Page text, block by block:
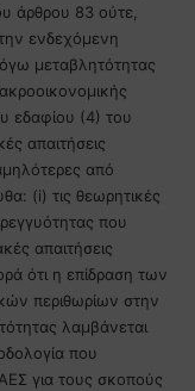
άρθρου 83 ούτε,
ενδεχόμενη
μεταβλητότητας
εδαφίου (4) του
απαιτήσεις
από
(i) τις θεωρητικές
που
απαιτήσεις
ότι η επίδραση των
περιθωρίων στην
λαμβάνεται
που
για τους σκοπούς